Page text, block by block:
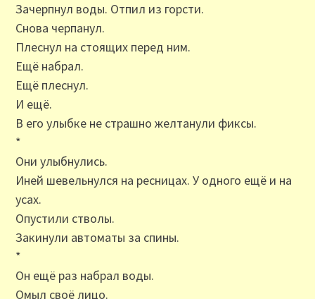
Зачерпнул воды. Отпил из горсти.
Снова черпанул.
Плеснул на стоящих перед ним.
Ещё набрал.
Ещё плеснул.
И ещё.
В его улыбке не страшно желтанули фиксы.
*
Они улыбнулись.
Иней шевельнулся на ресницах. У одного ещё и на
усах.
Опустили стволы.
Закинули автоматы за спины.
*
Он ещё раз набрал воды.
Омыл своё лицо.